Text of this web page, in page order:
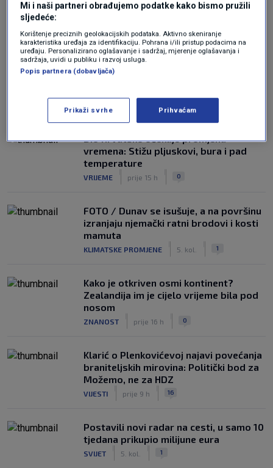
Oglas
NAJČITANIJE
Dio Hrvatske očekuje promjena
vremena: Stižu pljuskovi, bura i pad
temperature
VRIJEME prije 15 h 0
FOTO / Dunav se isušuje, a na površinu
izranjaju njemački ratni brodovi i kosti
mamuta
KLIMATSKE PROMJENE 5. kol. 1
Kako je otkriven osmi kontinent?
Zealandija im je cijelo vrijeme bila pod
nosom
ZNANOST prije 16 h 0
Klarić o Plenkovićevoj najavi povećanja
braniteljskih mirovina: Politički bod za
Možemo, ne za HDZ
VIJESTI prije 9 h 16
Postavili novi radar na cesti, u samo 10
tjedana prikupio milijune eura
SVIJET 5. kol. 1
Mi i naši partneri obrađujemo podatke kako bismo pružili
sljedeće:
Korištenje preciznih geolokacijskih podataka. Aktivno skeniranje
karakteristika uređaja za identifikaciju. Pohrana i/ili pristup podacima na
uređaju. Personalizirano oglašavanje i sadržaj, mjerenje oglašavanja i
sadržaja, uvidi u publiku i razvoj usluga.
Popis partnera (dobavljača)
Prikaži svrhe Prihvaćam